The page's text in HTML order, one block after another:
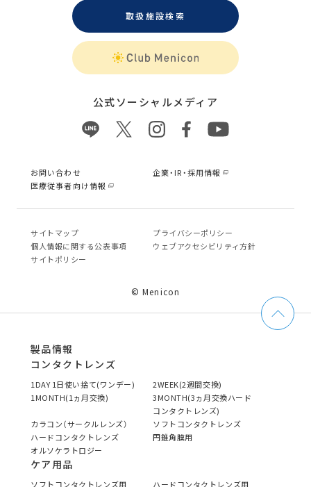
取扱施設検索
公式ソーシャルメディア
お問い合わせ
企業・IR・採用情報
医療従事者向け情報
サイトマップ
プライバシーポリシー
個⼈情報に関する公表事項
ウェブアクセシビリティ方針
サイトポリシー
© Menicon
製品情報
コンタクトレンズ
1DAY 1日使い捨て(ワンデー)
2WEEK(2週間交換)
1MONTH(1ヵ月交換)
3MONTH(3ヵ月交換ハード
コンタクトレンズ)
カラコン（サークルレンズ）
ソフトコンタクトレンズ
ハードコンタクトレンズ
円錐角膜用
オルソケラトロジー
ケア用品
ソフトコンタクトレンズ用
ハードコンタクトレンズ用